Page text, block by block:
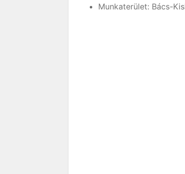
Munkaterület: Bács-